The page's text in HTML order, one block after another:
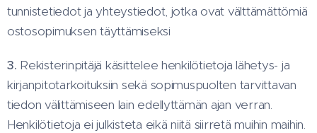
tunnistetiedot ja yhteystiedot, jotka ovat välttämättömiä
ostosopimuksen täyttämiseksi
3. Rekisterinpitäjä käsittelee henkilötietoja lähetys- ja
kirjanpitotarkoituksiin sekä sopimuspuolten tarvittavan
tiedon välittämiseen lain edellyttämän ajan verran.
Henkilötietoja ei julkisteta eikä niitä siirretä muihin maihin.